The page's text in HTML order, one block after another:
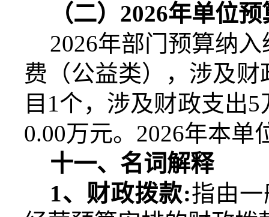
（二） 2026年单位
2026年部门预算纳
费（公益类），涉及财
目 1个，涉及财政支出5
0.00万元。 2026年本单
十一、名词解释
1、财政拨款:指由